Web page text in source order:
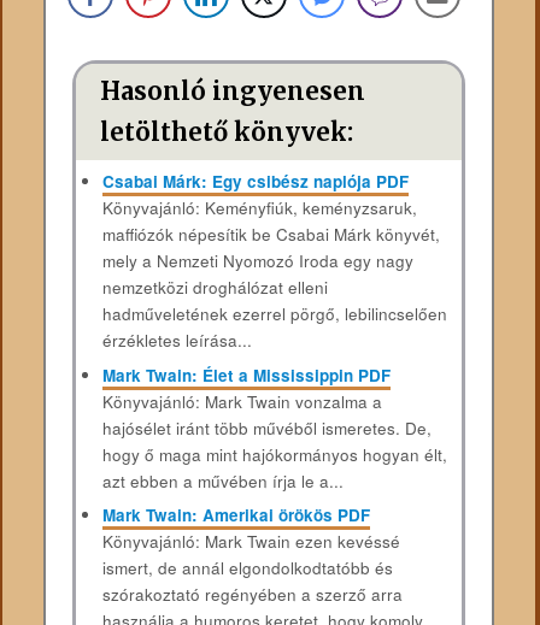
Hasonló ingyenesen
letölthető könyvek:
Csabai Márk: Egy csibész naplója PDF
Könyvajánló: Keményfiúk, keményzsaruk,
maffiózók népesítik be Csabai Márk könyvét,
mely a Nemzeti Nyomozó Iroda egy nagy
nemzetközi droghálózat elleni
hadműveletének ezerrel pörgő, lebilincselően
érzékletes leírása...
Mark Twain: Élet a Mississippin PDF
Könyvajánló: Mark Twain vonzalma a
hajósélet iránt több művéből ismeretes. De,
hogy ő maga mint hajókormányos hogyan élt,
azt ebben a művében írja le a...
Mark Twain: Amerikai örökös PDF
Könyvajánló: Mark Twain ezen kevéssé
ismert, de annál elgondolkodtatóbb és
szórakoztató regényében a szerző arra